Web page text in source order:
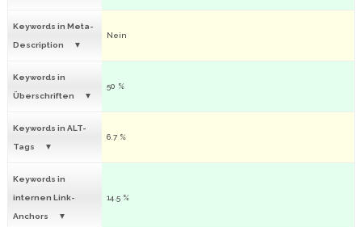
Keywords in Meta-
Description
Nein
Keywords in
Überschriften
50 %
Keywords in ALT-
Tags
6.7 %
Keywords in
internen Link-
Anchors
14.5 %